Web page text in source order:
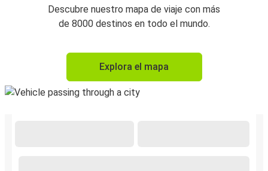
Descubre nuestro mapa de viaje con más
de 8000 destinos en todo el mundo.
Explora el mapa